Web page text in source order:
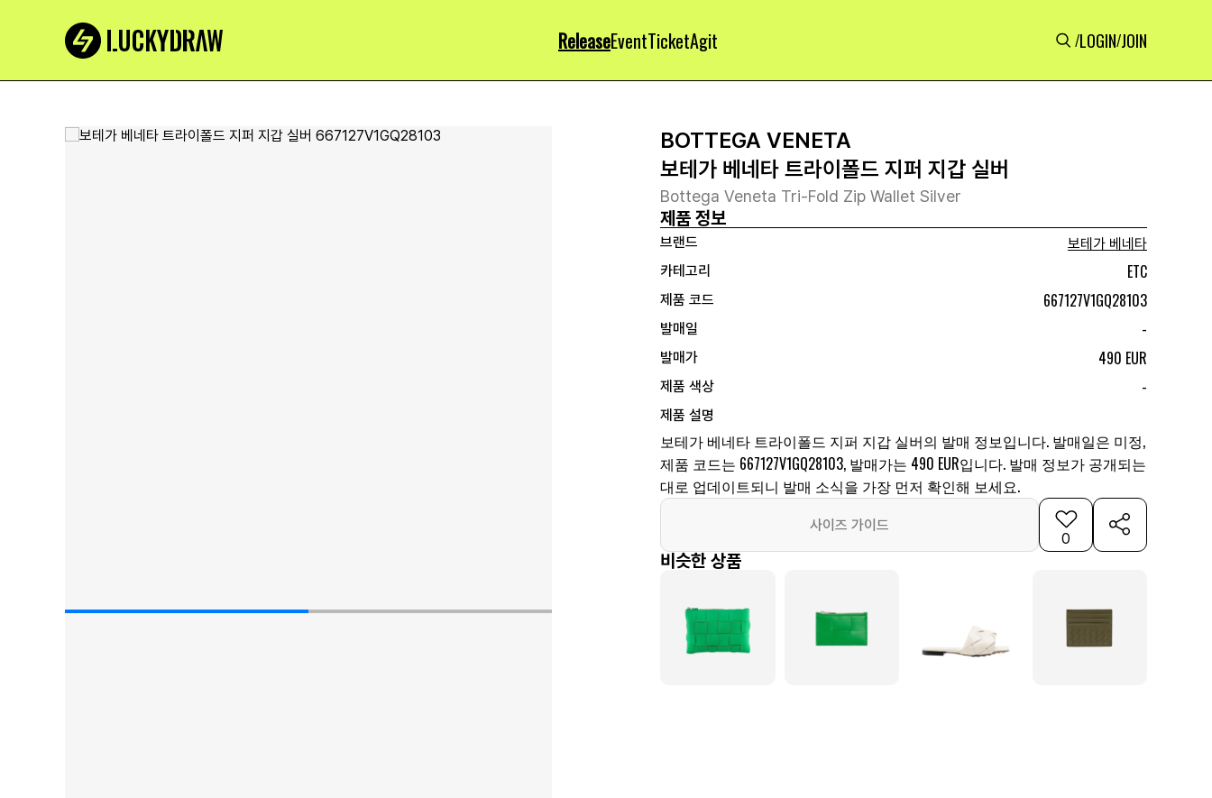
ReleaseEventTicketAgit /LOGIN/JOIN
BOTTEGA VENETA
보테가 베네타 트라이폴드 지퍼 지갑 실버
Bottega Veneta Tri-Fold Zip Wallet Silver
제품 정보
브랜드
보테가 베네타
카테고리
ETC
제품 코드 667127V1GQ28103
발매일 -
발매가 490 EUR
제품 색상 -
제품 설명
보테가 베네타 트라이폴드 지퍼 지갑 실버의 발매 정보입니다. 발매일은 미정,
제품 코드는 667127V1GQ28103, 발매가는 490 EUR입니다. 발매 정보가 공개되는
대로 업데이트되니 발매 소식을 가장 먼저 확인해 보세요.
사이즈 가이드
0
비슷한 상품